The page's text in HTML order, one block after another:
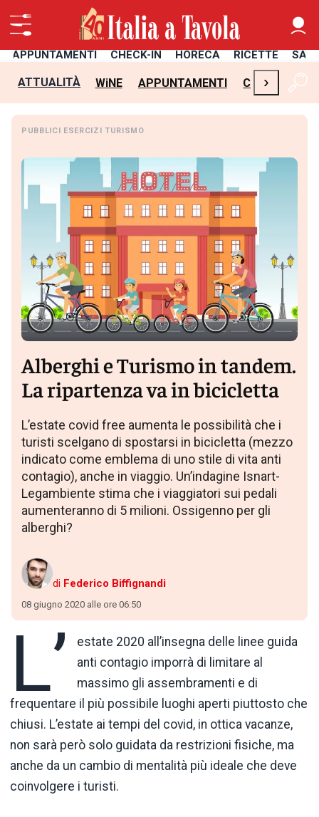
APPUNTAMENTI CHECK-IN HORECA RICETTE
ATTUALITÀ WiNE APPUNTAMENTI CHECK-IN
›
PUBBLICI ESERCIZI TURISMO
Alberghi e Turismo in tandem.
La ripartenza va in bicicletta
L’estate covid free aumenta le possibilità che i
turisti scelgano di spostarsi in bicicletta (mezzo
indicato come emblema di uno stile di vita anti
contagio), anche in viaggio. Un’indagine Isnart-
Legambiente stima che i viaggiatori sui pedali
aumenteranno di 5 milioni. Ossigenno per gli
alberghi?
di Federico Biffignandi
08 giugno 2020 alle ore 06:50
L’
estate 2020 all’insegna delle linee guida
anti contagio imporrà di limitare al
massimo gli assembramenti e di
frequentare il più possibile luoghi aperti piuttosto che
chiusi. L’estate ai tempi del covid, in ottica vacanze,
non sarà però solo guidata da restrizioni fisiche, ma
anche da un cambio di mentalità più ideale che deve
coinvolgere i turisti.